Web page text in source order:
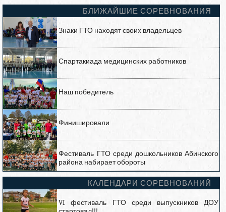
БЛИЖАЙШИЕ СОРЕВНОВАНИЯ
Знаки ГТО находят своих владельцев
Спартакиада медицинских работников
Наш победитель
Финишировали
Фестиваль ГТО среди дошкольников Абинского
района набирает обороты
КАЛЕНДАРИ СОРЕВНОВАНИЙ
VI фестиваль ГТО среди выпускников ДОУ